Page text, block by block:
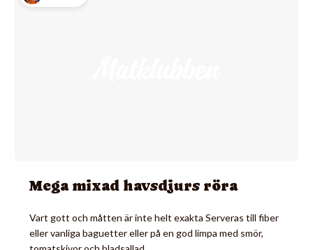
Mega mixad havsdjurs röra
Vart gott och måtten är inte helt exakta Serveras till fiber
eller vanliga baguetter eller på en god limpa med smör,